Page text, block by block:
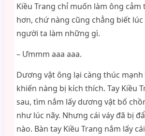
Kiều Trang chỉ muốn làm ông cảm
hơn, chứ nàng cũng chẳng biết lúc
người ta làm những gì.
– Ưmmm aaa aaa.
Dương vật ông lại càng thúc
khiến nàng bị kích thích. Tay Kiều
sau, tìm nắm lấy dương vật bố
như lúc nãy. Nhưng cái váy đã bị
nào. Bàn tay Kiều Trang nắm lấy